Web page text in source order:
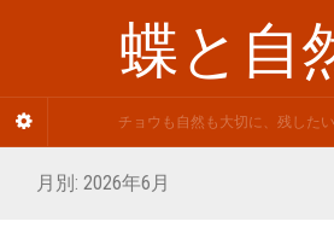
蝶と自
チョウも自然も大切に、残したい
月別: 2026年6月